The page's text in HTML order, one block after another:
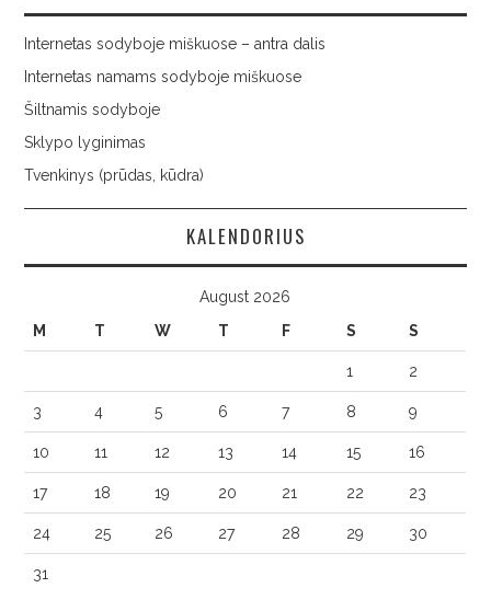
Internetas sodyboje miškuose – antra dalis
Internetas namams sodyboje miškuose
Šiltnamis sodyboje
Sklypo lyginimas
Tvenkinys (prūdas, kūdra)
KALENDORIUS
August 2026
M
T W T F S S
1 2
3 4 5 6 7 8 9
10 11 12 13 14 15 16
17 18 19 20 21 22 23
24 25 26 27 28 29 30
31